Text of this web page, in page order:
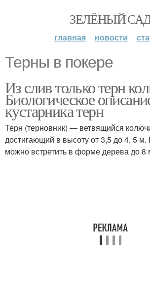
ЗЕЛЁНЫЙ
главная новости
Терны в покере
Из слив только терн
Биологическое
кустарника терн
Терн (терновник) — ветвящийся
достигающий в высоту от 3,5 до 4, 5
можно встретить в форме дерева до 8